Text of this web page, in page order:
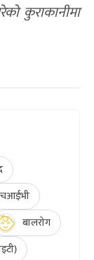
कुराकानीमा
बालरोग